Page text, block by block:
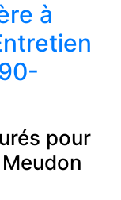
à
pour